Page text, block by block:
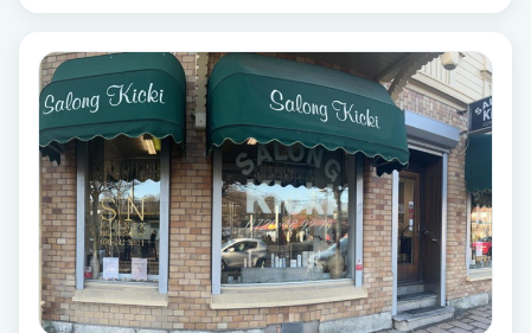
Regndroppsmassage
Reiki
Reikihealing
Reiki massage
Restorative Yoga